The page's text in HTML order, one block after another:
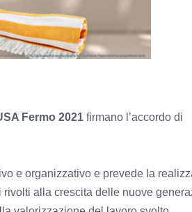
Fermo 2021 firmano l’accordo di
e organizzativo e prevede la
alla crescita delle nuove